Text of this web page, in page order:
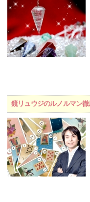
鏡リュウジのルノルマン